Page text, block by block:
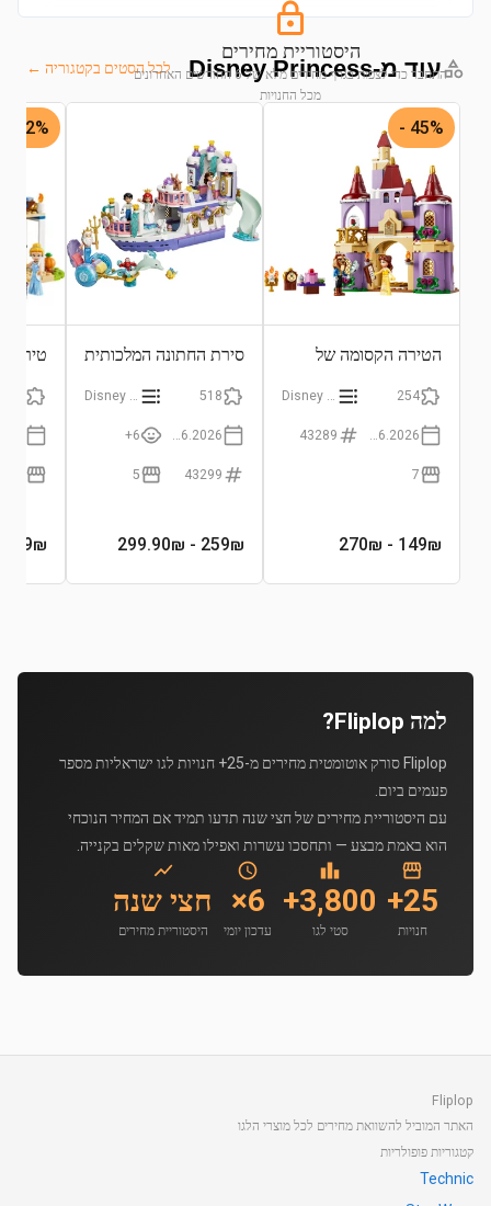
היסטוריית מחירים
התחבר כדי לצפות בגרף מחירים מלא של 6 החודשים האחרונים
מכל החנויות
עוד מ-Disney Princess לכל הסטים בקטגוריה ←
45% -
הטירה הקסומה של
254
43289
7
149₪
- 270₪
סירת החתונה המלכותית
518
6+
43299
5
259₪
- 299.90₪
22% -
טירת
109₪
למה Fliplop?
Fliplop סורק אוטומטית מחירים מ-25+ חנויות לגו ישראליות מספר
פעמים ביום.
עם היסטוריית מחירים של חצי שנה תדעו תמיד אם המחיר הנוכחי
הוא באמת מבצע — ותחסכו עשרות ואפילו מאות שקלים בקנייה.
25+
חנויות
3,800+
סטי לגו
6×
עדכון יומי
חצי שנה
היסטוריית מחירים
Fliplop
האתר המוביל להשוואת מחירים לכל מוצרי הלגו
קטגוריות פופולריות
Technic